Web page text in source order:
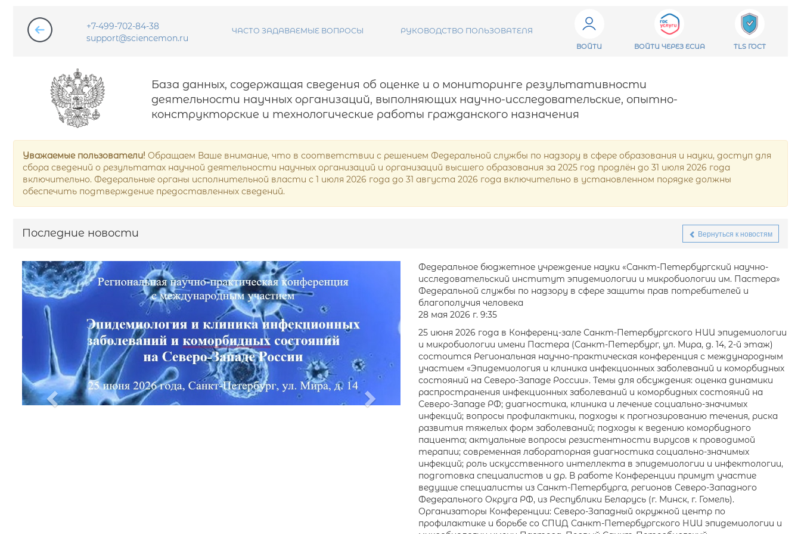
+7-499-702-84-38
support@sciencemon.ru
ЧАСТО ЗАДАВАЕМЫЕ ВОПРОСЫ РУКОВОДСТВО ПОЛЬЗОВАТЕЛЯ
ВОЙТИ ВОЙТИ ЧЕРЕЗ ЕСИА TLS ГОСТ
База данных, содержащая сведения об оценке и о мониторинге результативности
деятельности научных организаций, выполняющих научно-исследовательские, опытно-
конструкторские и технологические работы гражданского назначения
Уважаемые пользователи! Обращаем Ваше внимание, что в соответствии с решением Федеральной службы по надзору в сфере образования и науки, доступ для
сбора сведений о результатах научной деятельности научных организаций и организаций высшего образования за 2025 год продлён до 31 июля 2026 года
включительно. Федеральные органы исполнительной власти с 1 июля 2026 года до 31 августа 2026 года включительно в установленном порядке должны
обеспечить подтверждение предоставленных сведений.
Последние новости Вернуться к новостям
Previous
Федеральное бюджетное учреждение науки «Санкт-Петербургский научно-
исследовательский институт эпидемиологии и микробиологии им. Пастера»
Федеральной службы по надзору в сфере защиты прав потребителей и
благополучия человека
28 мая 2026 г. 9:35
25 июня 2026 года в Конференц-зале Санкт-Петербургского НИИ эпидемиологии
и микробиологии имени Пастера (Санкт-Петербург, ул. Мира, д. 14, 2-й этаж)
состоится Региональная научно-практическая конференция с международным
участием «Эпидемиология и клиника инфекционных заболеваний и коморбидных
состояний на Северо-Западе России». Темы для обсуждения: оценка динамики
распространения инфекционных заболеваний и коморбидных состояний на
Северо-Западе РФ; диагностика, клиника и лечение социально-значимых
инфекций; вопросы профилактики, подходы к прогнозированию течения, риска
развития тяжелых форм заболеваний; подходы к ведению коморбидного
пациента; актуальные вопросы резистентности вирусов к проводимой
терапии; современная лабораторная диагностика социально-значимых
инфекций; роль искусственного интеллекта в эпидемиологии и инфектологии,
подготовка специалистов и др. В работе Конференции примут участие
ведущие специалисты из Санкт-Петербурга, регионов Северо-Западного
Федерального Округа РФ, из Республики Беларусь (г. Минск, г. Гомель).
Организаторы Конференции: Северо-Западный окружной центр по
профилактике и борьбе со СПИД Санкт-Петербургского НИИ эпидемиологии и